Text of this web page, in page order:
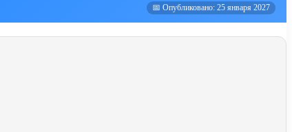
📅 Опубликовано: 25 января 2027